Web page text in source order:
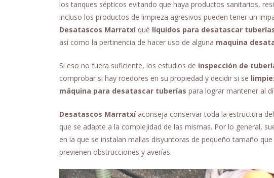
los tanques sépticos evitando que haya productos sanitarios,
incluso los productos de limpieza agresivos pueden tener un
Desatascos Marratxíqué líquidos para desatascar
así como la pertinencia de hacer uso de alguna maquina
Si eso no fuera suficiente, los estudios de inspección de
comprobar si hay roedores en su propiedad y decidir si se
máquina para desatascar tuberías para lograr mantener al
Desatascos Marratxíaconseja conservar toda la estructura
que se adapte a la complejidad de las mismas. Por lo general,
en la que se instalan mallas disyuntoras de pequeño tamaño
previenen obstrucciones y averías.